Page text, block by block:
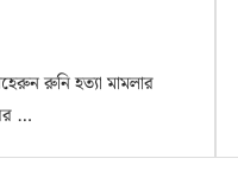
রুনি হত্যা মামলার
…